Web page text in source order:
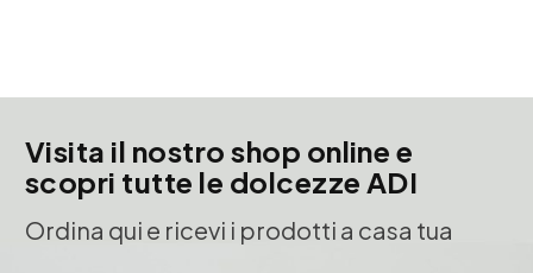
Visita il nostro shop online e
scopri tutte le dolcezze ADI
Ordina qui e ricevi i prodotti a casa tua